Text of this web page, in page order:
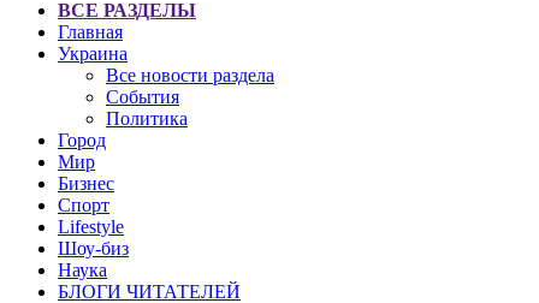
ВСЕ РАЗДЕЛЫ
Главная
Украина
Все новости раздела
События
Политика
Город
Мир
Бизнес
Спорт
Lifestyle
Шоу-биз
Наука
БЛОГИ ЧИТАТЕЛЕЙ